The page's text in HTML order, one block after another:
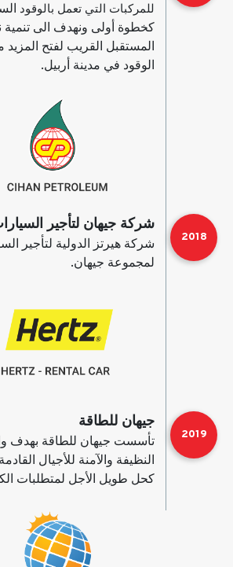
للمركبات التي تعمل بالوقود
كخطوة أولى ونهدف الى
المستقبل القريب لفتح
الوقود في مدينة أربيل.
2018
شركة جيهان لتأجير
شركة هيرتز الدولية لتأجير
لمجموعة جيهان.
2019
جيهان للطاقة
تأسست جيهان للطاقة بهدف
النظيفة والآمنة للأجيال
كحل طويل الأجل لمتطلبات